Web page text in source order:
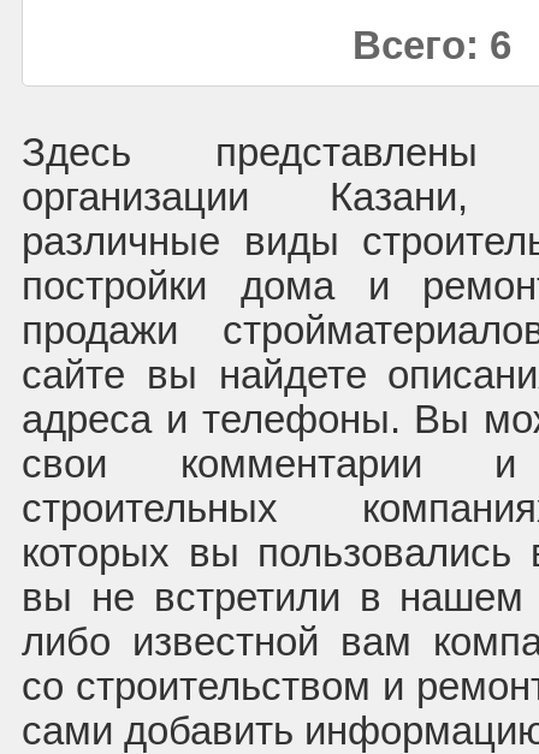
Всего: 6
Здесь представлены
организации Казани,
различные виды
постройки дома и
продажи
сайте вы найдете
адреса и телефоны. Вы
свои комментарии
строительных
которых вы пользовались
вы не встретили в нашем
либо известной вам
со строительством и
сами добавить